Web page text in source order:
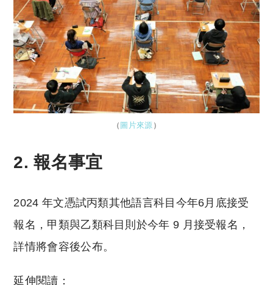
（ 圖片來源 ）
2. 報名事宜
2024 年文憑試丙類其他語言科目今年6月底接受
報名，甲類與乙類科目則於今年 9 月接受報名，
詳情將會容後公布。
延伸閱讀：